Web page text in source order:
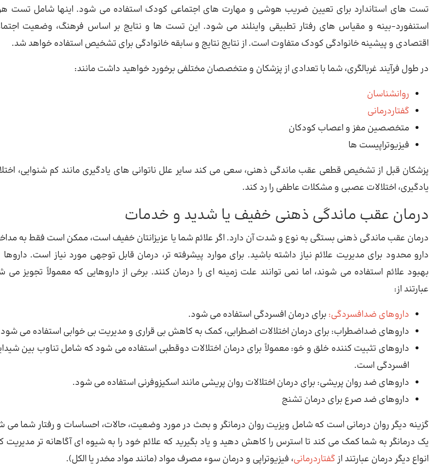
تست های استاندارد برای تعیین ضریب هوشی و مهارت های اجتماعی کودک استفاده می شود. اینها شامل تست
استنفورد-بینه و مقیاس های رفتار تطبیقی ​​واینلند می شود. این تست ها و نتایج بر اساس فرهنگ، وضعیت
اقتصادی و پیشینه خانوادگی کودک متفاوت است. از نتایج نتایج و سابقه خانوادگی برای تشخیص استفاده خواهد شد.
در طول فرآیند غربالگری، شما با تعدادی از پزشکان و متخصصان مختلفی برخورد خواهید داشت مانند:
روانشناسان
گفتاردرمانی
متخصصین مغز و اعصاب کودکان
فیزیوتراپیست ها
پزشکان قبل از تشخیص قطعی عقب ماندگی ذهنی، سعی می کند سایر علل ناتوانی های یادگیری مانند کم شنوایی،
یادگیری، اختلالات عصبی و مشکلات عاطفی را رد کند.
درمان عقب ماندگی ذهنی خفیف یا شدید و خدمات
درمان عقب ماندگی ذهنی بستگی به نوع و شدت آن دارد. اگر علائم شما یا عزیزانتان خفیف است، ممکن است فقط به
دارو محدود برای مدیریت علائم نیاز داشته باشید. برای موارد پیشرفته تر، درمان قابل توجهی مورد نیاز است. داروها
بهبود علائم استفاده می شوند، اما نمی توانند علت زمینه ای را درمان کنند. برخی از داروهایی که معمولاً تجویز می
عبارتند از:
داروهای ضدافسردگی: برای درمان افسردگی استفاده می شود.
داروهای ضداضطراب: برای درمان اختلالات اضطرابی، کمک به کاهش بی قراری و مدیریت بی خوابی استفاده می
داروهای تثبیت کننده خلق و خو: معمولاً برای درمان اختلالات دوقطبی استفاده می شود که شامل تناوب بین
افسردگی است.
داروهای ضد روان پریشی: برای درمان اختلالات روان پریشی مانند اسکیزوفرنی استفاده می شود.
داروهای ضد صرع برای درمان تشنج
گزینه دیگر روان درمانی است که شامل ویزیت روان درمانگر و بحث در مورد وضعیت، حالات، احساسات و رفتار شما می
یک درمانگر به شما کمک می کند تا استرس را کاهش دهید و یاد بگیرید که علائم خود را به شیوه ای آگاهانه تر مدیریت
انواع دیگر درمان عبارتند از گفتاردرمانی، فیزیوتراپی و درمان سوء مصرف مواد (مانند مواد مخدر یا الکل).